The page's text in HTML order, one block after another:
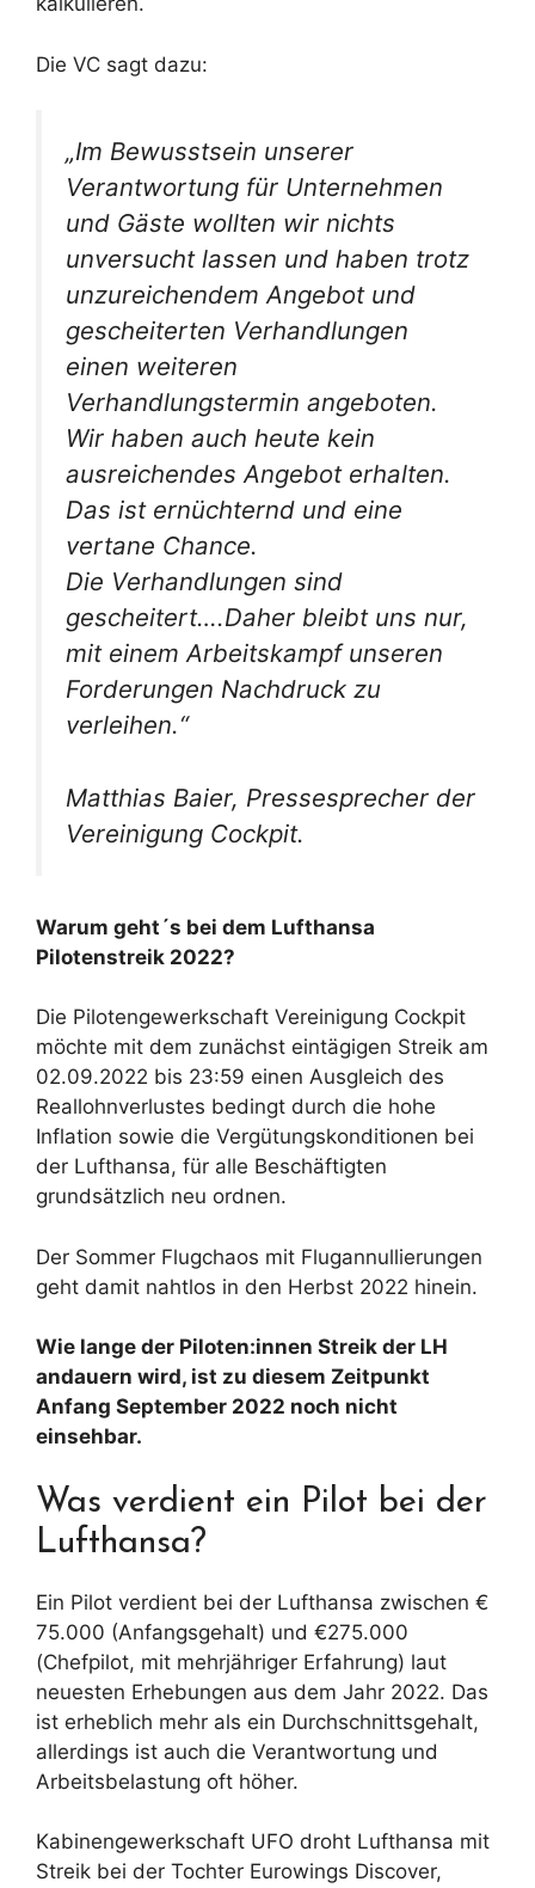
Die VC sagt dazu:
„Im Bewusstsein unserer
Verantwortung für Unternehmen
und Gäste wollten wir nichts
unversucht lassen und haben trotz
unzureichendem Angebot und
gescheiterten Verhandlungen
einen weiteren
Verhandlungstermin angeboten.
Wir haben auch heute kein
ausreichendes Angebot erhalten.
Das ist ernüchternd und eine
vertane Chance.
Die Verhandlungen sind
gescheitert….Daher bleibt uns nur,
mit einem Arbeitskampf unseren
Forderungen Nachdruck zu
verleihen.“
Matthias Baier, Pressesprecher der
Vereinigung Cockpit.
Warum geht´s bei dem Lufthansa
Pilotenstreik 2022?
Die Pilotengewerkschaft Vereinigung Cockpit
möchte mit dem zunächst eintägigen Streik am
02.09.2022 bis 23:59 einen Ausgleich des
Reallohnverlustes bedingt durch die hohe
Inflation sowie die Vergütungskonditionen bei
der Lufthansa, für alle Beschäftigten
grundsätzlich neu ordnen.
Der Sommer Flugchaos mit Flugannullierungen
geht damit nahtlos in den Herbst 2022 hinein.
Wie lange der Piloten:innen Streik der LH
andauern wird, ist zu diesem Zeitpunkt
Anfang September 2022 noch nicht
einsehbar.
Was verdient ein Pilot bei der
Lufthansa?
Ein Pilot verdient bei der Lufthansa zwischen €
75.000 (Anfangsgehalt) und €275.000
(Chefpilot, mit mehrjähriger Erfahrung) laut
neuesten Erhebungen aus dem Jahr 2022. Das
ist erheblich mehr als ein Durchschnittsgehalt,
allerdings ist auch die Verantwortung und
Arbeitsbelastung oft höher.
Kabinengewerkschaft UFO droht Lufthansa mit
Streik bei der Tochter Eurowings Discover,